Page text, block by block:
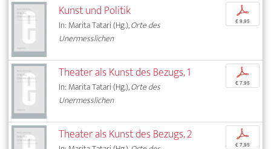
Kunst und Politik
In: Marita Tatari (Hg.),Orte des
Unermesslichen
p
€ 9,95
Theater als Kunst des Bezugs, 1
In: Marita Tatari (Hg.),Orte des
Unermesslichen
p
€ 7,95
Theater als Kunst des Bezugs, 2 p
€ 7,95